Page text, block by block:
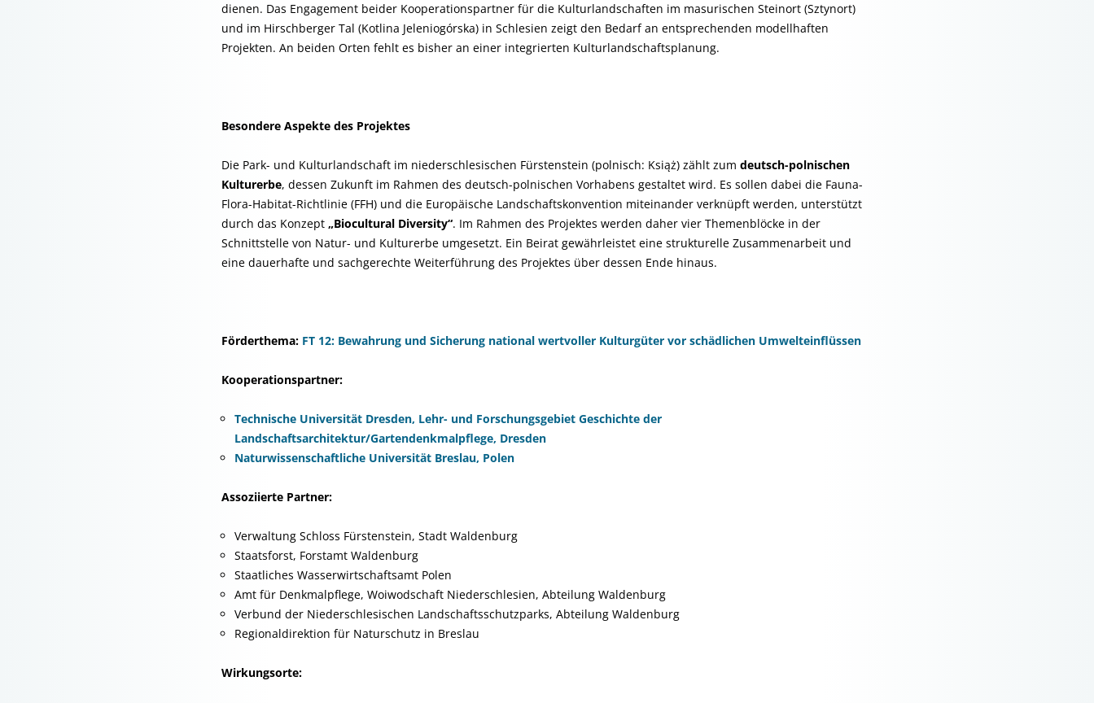
dienen. Das Engagement beider Kooperationspartner für die Kulturlandschaften im masurischen Steinort (Sztynort)
und im Hirschberger Tal (Kotlina Jeleniogórska) in Schlesien zeigt den Bedarf an entsprechenden modellhaften
Projekten. An beiden Orten fehlt es bisher an einer integrierten Kulturlandschaftsplanung.
Besondere Aspekte des Projektes
Die Park- und Kulturlandschaft im niederschlesischen Fürstenstein (polnisch: Książ) zählt zum deutsch-polnischen
Kulturerbe, dessen Zukunft im Rahmen des deutsch-polnischen Vorhabens gestaltet wird. Es sollen dabei die Fauna-
Flora-Habitat-Richtlinie (FFH) und die Europäische Landschaftskonvention miteinander verknüpft werden, unterstützt
durch das Konzept „Biocultural Diversity“. Im Rahmen des Projektes werden daher vier Themenblöcke in der
Schnittstelle von Natur- und Kulturerbe umgesetzt. Ein Beirat gewährleistet eine strukturelle Zusammenarbeit und
eine dauerhafte und sachgerechte Weiterführung des Projektes über dessen Ende hinaus.
Förderthema: FT 12: Bewahrung und Sicherung national wertvoller Kulturgüter vor schädlichen Umwelteinflüssen
Kooperationspartner:
Technische Universität Dresden, Lehr- und Forschungsgebiet Geschichte der
Landschaftsarchitektur/Gartendenkmalpflege, Dresden
Naturwissenschaftliche Universität Breslau, Polen
Assoziierte Partner:
Verwaltung Schloss Fürstenstein, Stadt Waldenburg
Staatsforst, Forstamt Waldenburg
Staatliches Wasserwirtschaftsamt Polen
Amt für Denkmalpflege, Woiwodschaft Niederschlesien, Abteilung Waldenburg
Verbund der Niederschlesischen Landschaftsschutzparks, Abteilung Waldenburg
Regionaldirektion für Naturschutz in Breslau
Wirkungsorte: